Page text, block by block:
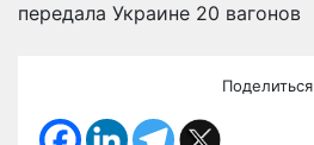
передала Украине 20 вагонов
Поделиться